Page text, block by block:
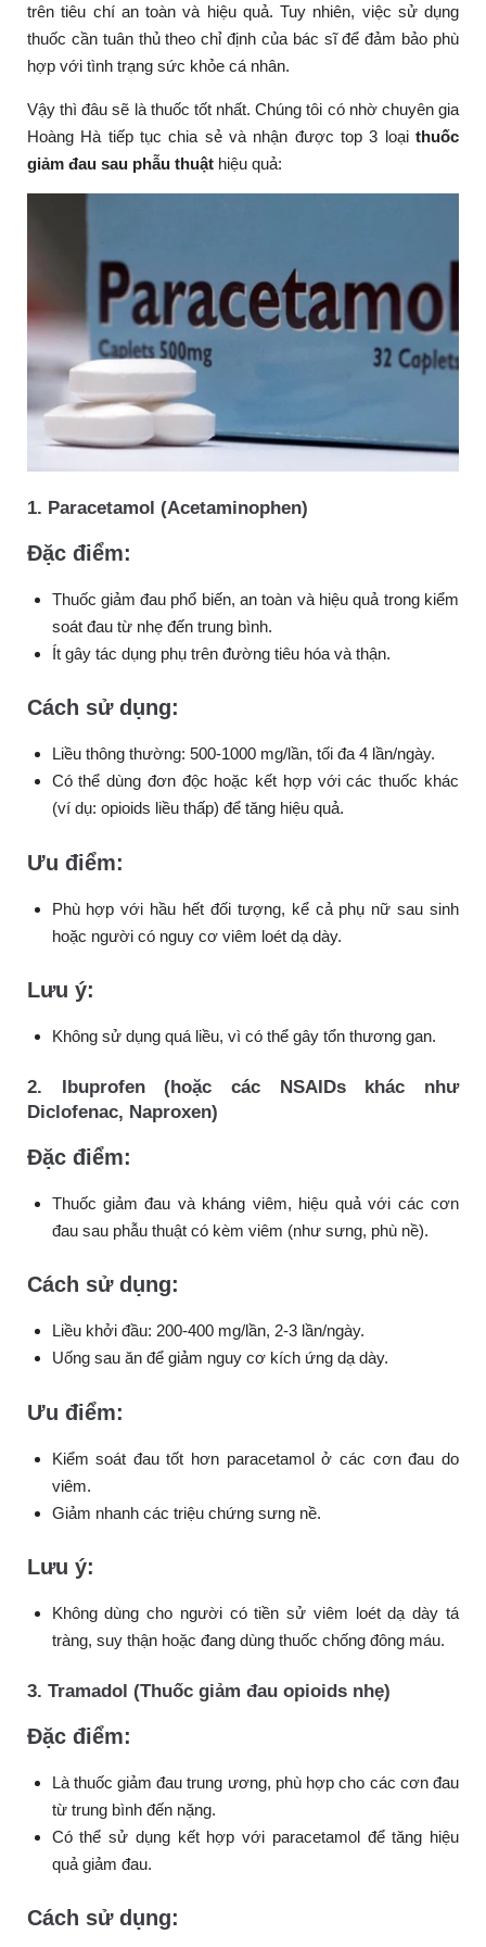
trên tiêu chí an toàn và hiệu quả. Tuy nhiên, việc sử dụng
thuốc cần tuân thủ theo chỉ định của bác sĩ để đảm bảo phù
hợp với tình trạng sức khỏe cá nhân.
Vậy thì đâu sẽ là thuốc tốt nhất. Chúng tôi có nhờ chuyên gia
Hoàng Hà tiếp tục chia sẻ và nhận được top 3 loại thuốc
giảm đau sau phẫu thuật hiệu quả:
1. Paracetamol (Acetaminophen)
Đặc điểm:
Thuốc giảm đau phổ biến, an toàn và hiệu quả trong kiểm
soát đau từ nhẹ đến trung bình.
Ít gây tác dụng phụ trên đường tiêu hóa và thận.
Cách sử dụng:
Liều thông thường: 500-1000 mg/lần, tối đa 4 lần/ngày.
Có thể dùng đơn độc hoặc kết hợp với các thuốc khác
(ví dụ: opioids liều thấp) để tăng hiệu quả.
Ưu điểm:
Phù hợp với hầu hết đối tượng, kể cả phụ nữ sau sinh
hoặc người có nguy cơ viêm loét dạ dày.
Lưu ý:
Không sử dụng quá liều, vì có thể gây tổn thương gan.
2. Ibuprofen (hoặc các NSAIDs khác như
Diclofenac, Naproxen)
Đặc điểm:
Thuốc giảm đau và kháng viêm, hiệu quả với các cơn
đau sau phẫu thuật có kèm viêm (như sưng, phù nề).
Cách sử dụng:
Liều khởi đầu: 200-400 mg/lần, 2-3 lần/ngày.
Uống sau ăn để giảm nguy cơ kích ứng dạ dày.
Ưu điểm:
Kiểm soát đau tốt hơn paracetamol ở các cơn đau do
viêm.
Giảm nhanh các triệu chứng sưng nề.
Lưu ý:
Không dùng cho người có tiền sử viêm loét dạ dày tá
tràng, suy thận hoặc đang dùng thuốc chống đông máu.
3. Tramadol (Thuốc giảm đau opioids nhẹ)
Đặc điểm:
Là thuốc giảm đau trung ương, phù hợp cho các cơn đau
từ trung bình đến nặng.
Có thể sử dụng kết hợp với paracetamol để tăng hiệu
quả giảm đau.
Cách sử dụng: